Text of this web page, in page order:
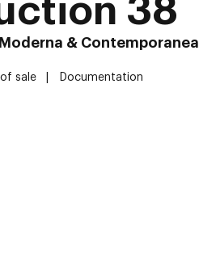
38
& Contemporanea
of sale Documentation